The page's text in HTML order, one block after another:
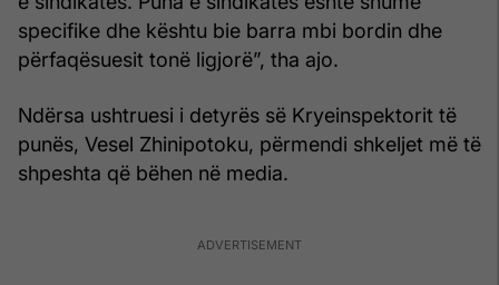
specifike dhe kështu bie barra mbi bordin dhe
përfaqësuesit tonë ligjorë”, tha ajo.
Ndërsa ushtruesi i detyrës së Kryeinspektorit të
punës, Vesel Zhinipotoku, përmendi shkeljet më të
shpeshta që bëhen në media.